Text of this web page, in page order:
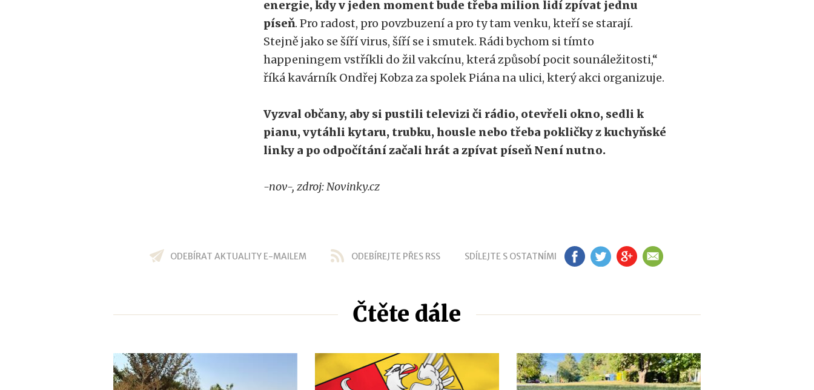
energie, kdy v jeden moment bude třeba milion lidí zpívat jednu
píseň. Pro radost, pro povzbuzení a pro ty tam venku, kteří se starají.
Stejně jako se šíří virus, šíří se i smutek. Rádi bychom si tímto
happeningem vstříkli do žil vakcínu, která způsobí pocit sounáležitosti,“
říká kavárník Ondřej Kobza za spolek Piána na ulici, který akci organizuje.
Vyzval občany, aby si pustili televizi či rádio, otevřeli okno, sedli k
pianu, vytáhli kytaru, trubku, housle nebo třeba pokličky z kuchyňské
linky a po odpočítání začali hrát a zpívat píseň Není nutno.
-nov-, zdroj: Novinky.cz
ODEBÍRAT AKTUALITY E-MAILEM ODEBÍREJTE PŘES RSS SDÍLEJTE S OSTATNÍMI FB TW GP EM
Čtěte dále